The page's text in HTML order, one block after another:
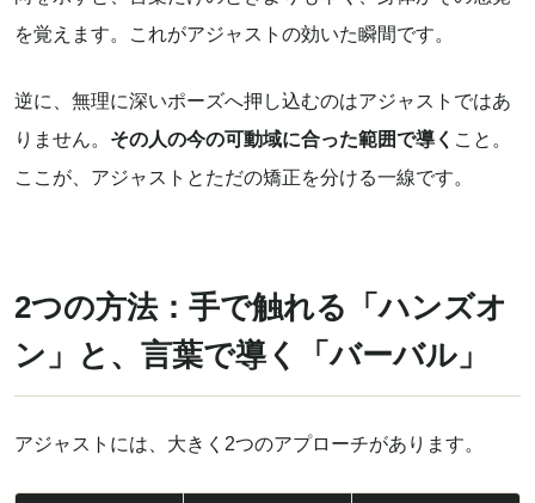
を覚えます。これがアジャストの効いた瞬間です。
逆に、無理に深いポーズへ押し込むのはアジャストではあ
りません。 その人の今の可動域に合った範囲で導く こと。
ここが、アジャストとただの矯正を分ける一線です。
2つの方法：手で触れる「ハンズオ
ン」と、言葉で導く「バーバル」
アジャストには、大きく2つのアプローチがあります。